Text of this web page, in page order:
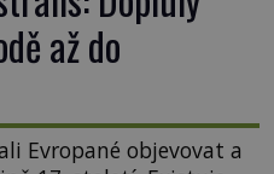
až do
Evropané objevovat a